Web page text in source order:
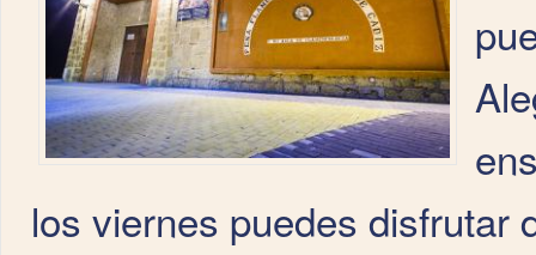
los viernes puedes disfrutar